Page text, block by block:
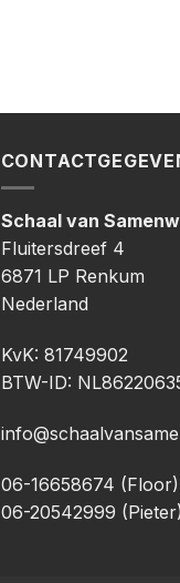
Schaal van
Fluitersdreef 4
6871 LP Renkum
Nederland
KvK: 81749902
BTW-ID:
06-16658674 (Floor)
06-20542999 (Pieter)